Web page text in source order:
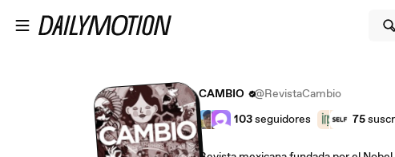
CAMBIO
@RevistaCambio
103seguidores 75